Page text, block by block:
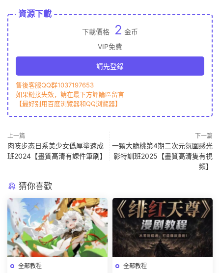
資源下載
下載價格 2 金币
VIP免費
請先登錄
售後客服QQ群1037197653
如果鏈接失效，請在最下方評論區留言
【最好别用百度浏覽器和QQ浏覽器】
上一篇
肉吱步态日系美少女僞厚塗速成
班2024【畫質高清有課件筆刷】
下一篇
一顆大脆桃第4期二次元氛圍感光
影特訓班2025【畫質高清隻有視
頻】
猜你喜歡
全部教程 全部教程